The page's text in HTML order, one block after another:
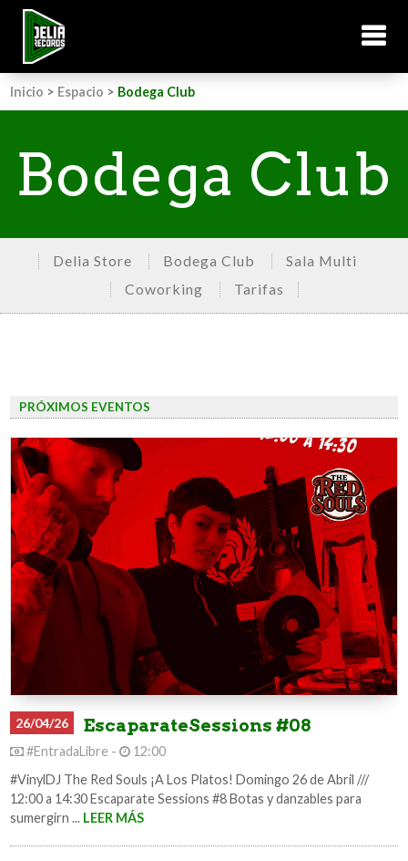
Inicio > Espacio > Bodega Club
Bodega Club
Delia Store Bodega Club
Sala Multi
Coworking
Tarifas
PRÓXIMOS EVENTOS
26/04/26 EscaparateSessions #08
#EntradaLibre -
12:00
#VinylDJ The Red Souls ¡A Los Platos! Domingo 26 de Abril ///
12:00 a 14:30 Escaparate Sessions #8 Botas y danzables para
sumergirn ... LEER MÁS